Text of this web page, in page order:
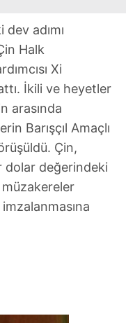
adımı
Halk
Xi
İkili ve heyetler
arasında
Barışçıl Amaçlı
Çin,
dolar değerindeki